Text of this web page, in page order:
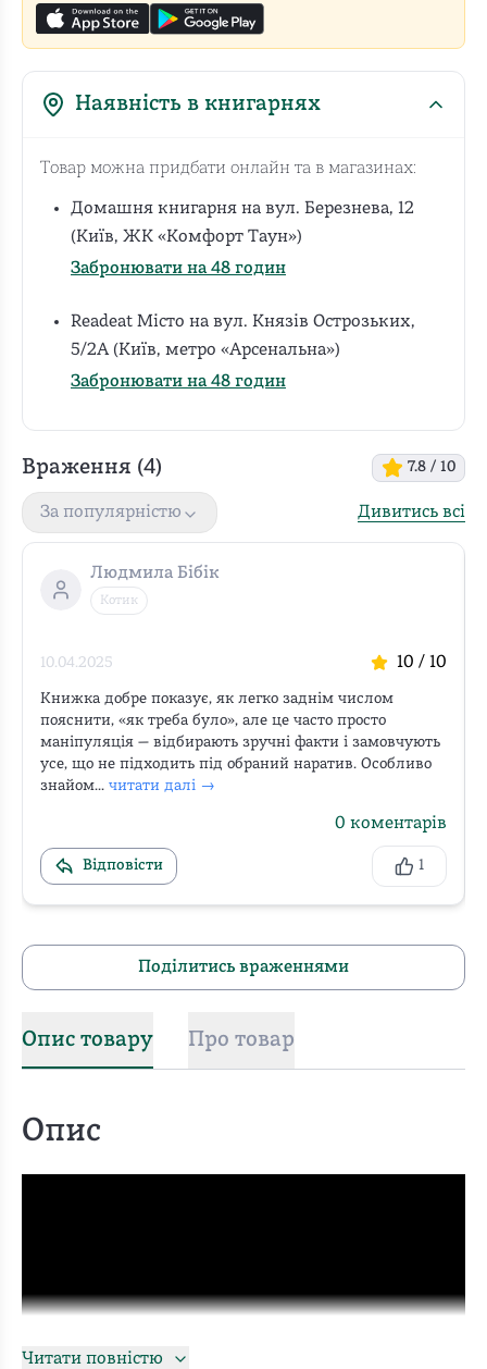
Наявність в книгарнях
Товар можна придбати онлайн та в магазинах:
Домашня книгарня на вул. Березнева, 12
(Київ, ЖК «Комфорт Таун»)
Забронювати на 48 годин
Readeat Місто на вул. Князів Острозьких,
5/2А (Київ, метро «Арсенальна»)
Забронювати на 48 годин
Враження (4) 7.8 / 10
За популярністю Дивитись всі
Людмила Бібік
Котик
10.04.2025 10 / 10
Книжка добре показує, як легко заднім числом
пояснити, «як треба було», але це часто просто
маніпуляція — відбирають зручні факти і замовчують
усе, що не підходить під обраний наратив. Особливо
знайом... читати далі →
0 коментарів
Відповісти 1
Поділитись враженнями
Опис товару Про товар
Опис
Читати повністю